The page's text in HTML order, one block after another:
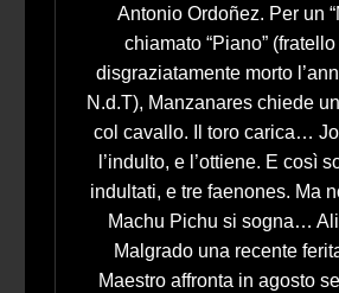
Antonio Ordoñez. Per un
chiamato “Piano” (fratello
disgraziatamente morto
N.d.T), Manzanares chiede
col cavallo. Il toro carica…
l’indulto, e l’ottiene. E così
indultati, e tre faenones. Ma
Machu Pichu si sogna…
Malgrado una recente
Maestro affronta in agosto